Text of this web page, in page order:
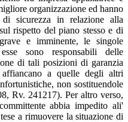
organizzazione ed hanno
sicurezza in relazione alla
rispetto del piano stesso e di
e imminente, le singole
sono responsabili delle
di tali posizioni di garanzia
a quelle degli altri
non sostituendole
Rv. 241217). Per altro verso,
abbia impedito ali'
a rimuovere la situazione di